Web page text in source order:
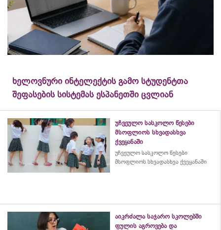
ხელოვნური ინტელექტის გამო სტუდენტთა
შეფასების სისტემას ესპანეთში ცვლიან
უჩვეულო სასკოლო წესები
მსოფლიოს სხვადასხვა
ქვეყანაში
უჩვეულო სასკოლო წესები
მსოფლიოს სხვადასხვა ქვეყანაში
აიკრძალა საჯარო სკოლებში
ფულის აგროვება და